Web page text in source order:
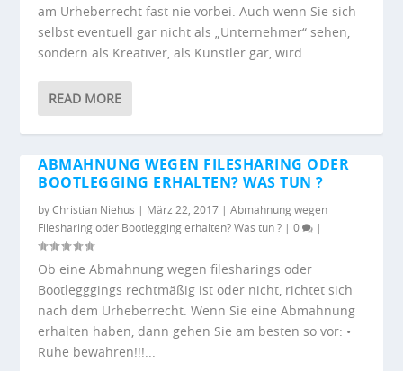
am Urheberrecht fast nie vorbei. Auch wenn Sie sich
selbst eventuell gar nicht als „Unternehmer“ sehen,
sondern als Kreativer, als Künstler gar, wird...
READ MORE
ABMAHNUNG WEGEN FILESHARING ODER
BOOTLEGGING ERHALTEN? WAS TUN ?
byChristian Niehus | März 22, 2017 |Abmahnung wegen
Filesharing oder Bootlegging erhalten? Was tun ? |0 |
Ob eine Abmahnung wegen filesharings oder
Bootlegggings rechtmäßig ist oder nicht, richtet sich
nach dem Urheberrecht. Wenn Sie eine Abmahnung
erhalten haben, dann gehen Sie am besten so vor: •
Ruhe bewahren!!!...